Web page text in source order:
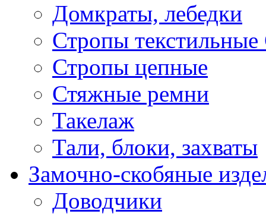
Домкраты, лебедки
Стропы
Стропы цепные
Стяжные ремни
Такелаж
Тали, блоки, захваты
Замочно-скобяные
Доводчики